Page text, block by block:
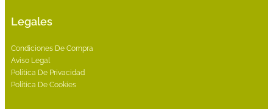
Legales
Condiciones De Compra
Aviso Legal
Política De Privacidad
Política De Cookies